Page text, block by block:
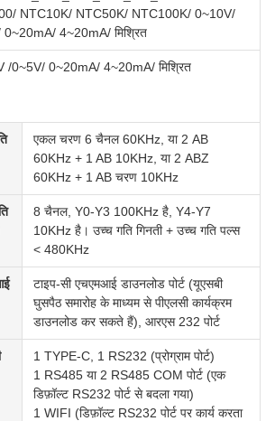
NTC10K/ NTC50K/ NTC100K/ 0~10V/
4~20mA/ मिश्रित
/0~5V/ 0~20mA/ 4~20mA/ मिश्रित
एकल चरण 6 चैनल 60KHz, या 2 AB
60KHz + 1 AB 10KHz, या 2 ABZ
60KHz + 1 AB चरण 10KHz
8 चैनल, Y0-Y3 100KHz है, Y4-Y7
10KHz है। उच्च गति गिनती + उच्च गति पल्स
< 480KHz
टाइप-सी एचएमआई डाउनलोड पोर्ट (यूएसबी
घुसपैठ समारोह के माध्यम से पीएलसी कार्यक्रम
डाउनलोड कर सकते हैं), आरएस 232 पोर्ट
1 TYPE-C, 1 RS232 (प्रोग्राम पोर्ट)
1 RS485 या 2 RS485 COM पोर्ट (एक
डिफ़ॉल्ट RS232 पोर्ट से बदला गया)
1 WIFI (डिफ़ॉल्ट RS232 पोर्ट पर कार्य करता